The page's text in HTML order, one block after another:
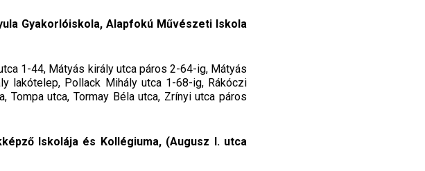
Gyakorlóiskola, Alapfokú Művészeti Iskola
1-44, Mátyás király utca páros 2-64-ig, Mátyás
lakótelep, Pollack Mihály utca 1-68-ig, Rákóczi
utca, Tormay Béla utca, Zrínyi utca páros
Iskolája és Kollégiuma, (Augusz I. utca